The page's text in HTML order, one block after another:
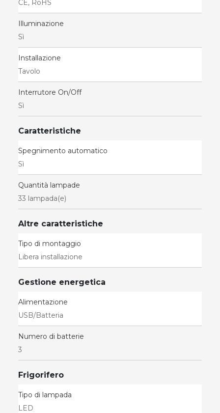
CE, RoHS
Illuminazione
Sì
Installazione
Tavolo
Interrutore On/Off
Sì
Caratteristiche
Spegnimento automatico
Sì
Quantità lampade
33 lampada(e)
Altre caratteristiche
Tipo di montaggio
Libera installazione
Gestione energetica
Alimentazione
USB/Batteria
Numero di batterie
3
Frigorifero
Tipo di lampada
LED